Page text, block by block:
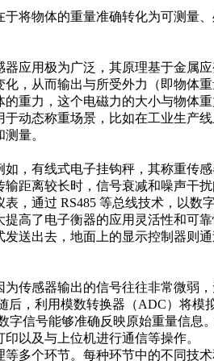
将物体的重量准确转化为可测量
应用极为广泛，其原理基于金属
，从而输出与所受外力（即物体
重力，这个电磁力的大小与物体
动态称重场景，比如在工业生产
量。​
，有线式电子挂钩秤，其称重传
距离较长时，信号衰减和噪声干
，通过 RS485 等总线技术，以数
高了电子衡器的应用灵活性和可
送出去，地面上的显示控制器则
传感器输出的信号往往非常微弱
，利用模数转换器（ADC）将
信号能够准确反映原始重量信息
以及与上位机进行通信等操作。​
多个环节。每种环节中的不同技